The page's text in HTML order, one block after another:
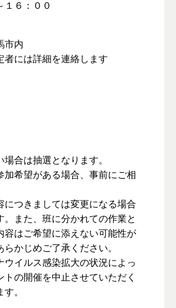
１６：００
市内
には詳細を連絡します
合は抽選となります。
希望がある場合、事前にご相
つきましては変更になる場合
。また、班に分かれての作業と
容はご希望に添えない可能性が
らかじめご了承ください。
イルス感染拡大の状況によっ
トの開催を中止させていただく
。